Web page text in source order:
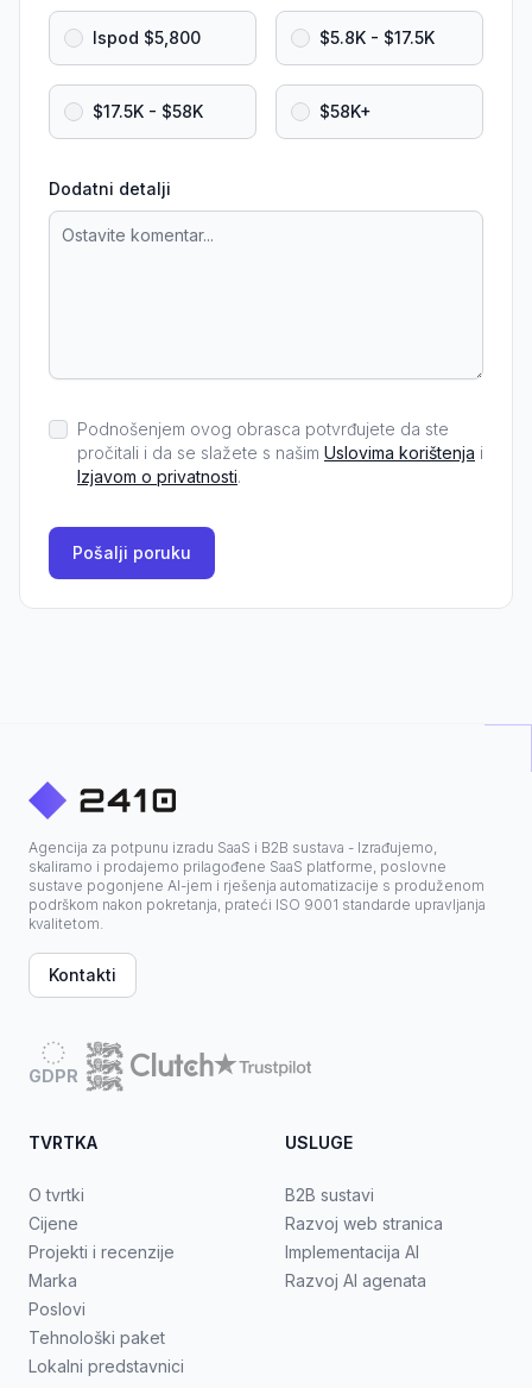
Ispod $5,800 $5.8K - $17.5K
$17.5K - $58K $58K+
Dodatni detalji
Podnošenjem ovog obrasca potvrđujete da ste
pročitali i da se slažete s našim Uslovima korištenja i
Izjavom o privatnosti.
Pošalji poruku
Agencija za potpunu izradu SaaS i B2B sustava - Izrađujemo,
skaliramo i prodajemo prilagođene SaaS platforme, poslovne
sustave pogonjene AI-jem i rješenja automatizacije s produženom
podrškom nakon pokretanja, prateći ISO 9001 standarde upravljanja
kvalitetom.
Kontakti
GDPR
TVRTKA
O tvrtki
Cijene
Projekti i recenzije
Marka
Poslovi
Tehnološki paket
Lokalni predstavnici
USLUGE
B2B sustavi
Razvoj web stranica
Implementacija AI
Razvoj AI agenata